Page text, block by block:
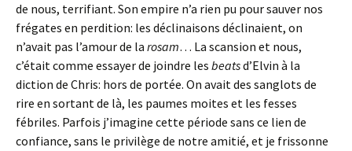
de nous, terrifiant. Son empire n’a rien pu pour sauver nos
frégates en perdition: les déclinaisons déclinaient, on
n’avait pas l’amour de la rosam… La scansion et nous,
c’était comme essayer de joindre les beatsd’Elvin à la
diction de Chris: hors de portée. On avait des sanglots de
rire en sortant de là, les paumes moites et les fesses
fébriles. Parfois j’imagine cette période sans ce lien de
confiance, sans le privilège de notre amitié, et je frissonne